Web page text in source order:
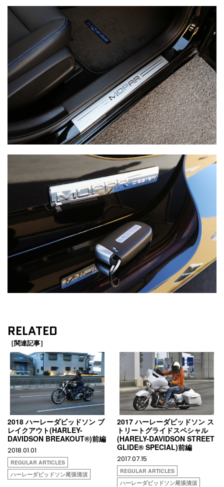
RELATED
［関連記事］
2018 ハーレーダビッドソン ブ
レイクアウト(HARLEY-
DAVIDSON BREAKOUT®)前編
2018.01.01
REGULAR ARTICLES
ハーレーダビッドソン尾張清須
2017 ハーレーダビッドソン ス
トリートグライドスペシャル
(HARELY-DAVIDSON STREET
GLIDE® SPECIAL)前編
2017.07.15
REGULAR ARTICLES
ハーレーダビッドソン尾張清須